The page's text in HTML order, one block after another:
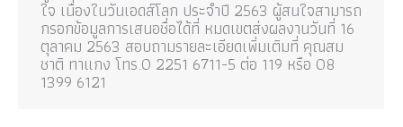
ใจ เนื่องในวันเอดส์โลก ประจำปี 2563 ผู้สนใจสามารถ
กรอกข้อมูลการเสนอชื่อได้ที่ หมดเขตส่งผลงานวันที่ 16
ตุลาคม 2563 สอบถามรายละเอียดเพิ่มเติมที่ คุณสม
ชาติ ทาแกง โทร.0 2251 6711-5 ต่อ 119 หรือ 08
1399 6121